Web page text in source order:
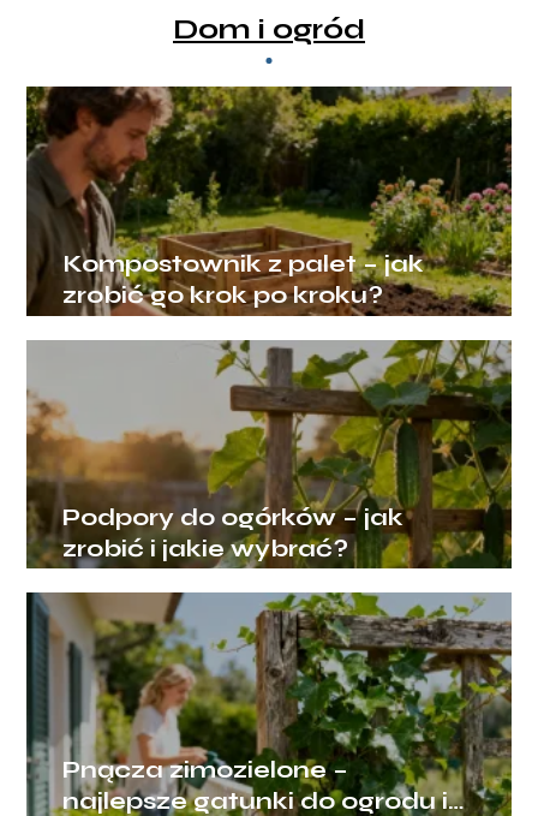
Dom i ogród
Kompostownik z palet – jak
zrobić go krok po kroku?
Podpory do ogórków – jak
zrobić i jakie wybrać?
Pnącza zimozielone –
najlepsze gatunki do ogrodu i